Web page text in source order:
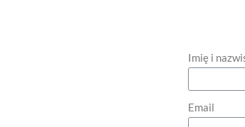
Imię i
Email